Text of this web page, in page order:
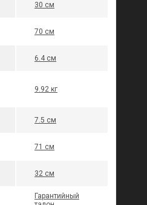
30 см
70 см
6.4 см
9.92 кг
7.5 см
71 см
32 см
Гарантийный